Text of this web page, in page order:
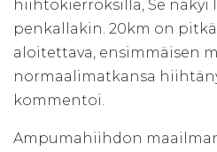
hiihtokierroksilla, Se näkyi
penkallakin. 20km on
aloitettava, ensimmäisen
normaalimatkansa
kommentoi.
Ampumahiihdon